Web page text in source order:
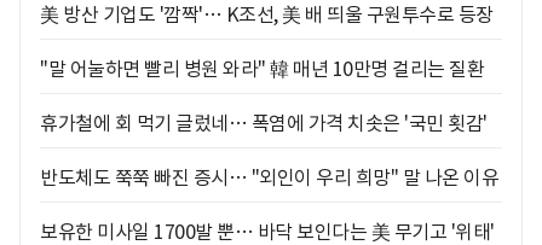
美 방산 기업도 '깜짝'… K조선, 美 배 띄울 구원투수로 등장
"말 어눌하면 빨리 병원 와라" 韓 매년 10만명 걸리는 질환
휴가철에 회 먹기 글렀네… 폭염에 가격 치솟은 '국민 횟감'
반도체도 쭉쭉 빠진 증시… "외인이 우리 희망" 말 나온 이유
보유한 미사일 1700발 뿐… 바닥 보인다는 美 무기고 '위태'